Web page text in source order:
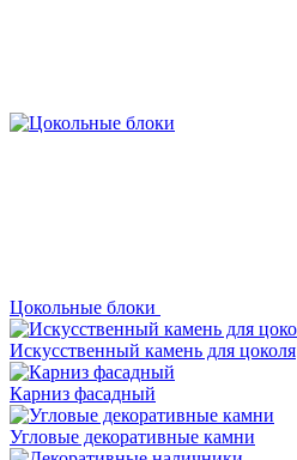
Цокольные блоки
Искусственный камень для цоколя
Карниз фасадный
Угловые декоративные камни